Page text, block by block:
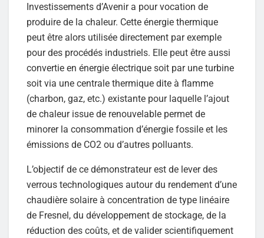
Investissements d’Avenir a pour vocation de
produire de la chaleur. Cette énergie thermique
peut être alors utilisée directement par exemple
pour des procédés industriels. Elle peut être aussi
convertie en énergie électrique soit par une turbine
soit via une centrale thermique dite à flamme
(charbon, gaz, etc.) existante pour laquelle l’ajout
de chaleur issue de renouvelable permet de
minorer la consommation d’énergie fossile et les
émissions de CO2 ou d’autres polluants.
L’objectif de ce démonstrateur est de lever des
verrous technologiques autour du rendement d’une
chaudière solaire à concentration de type linéaire
de Fresnel, du développement de stockage, de la
réduction des coûts, et de valider scientifiquement